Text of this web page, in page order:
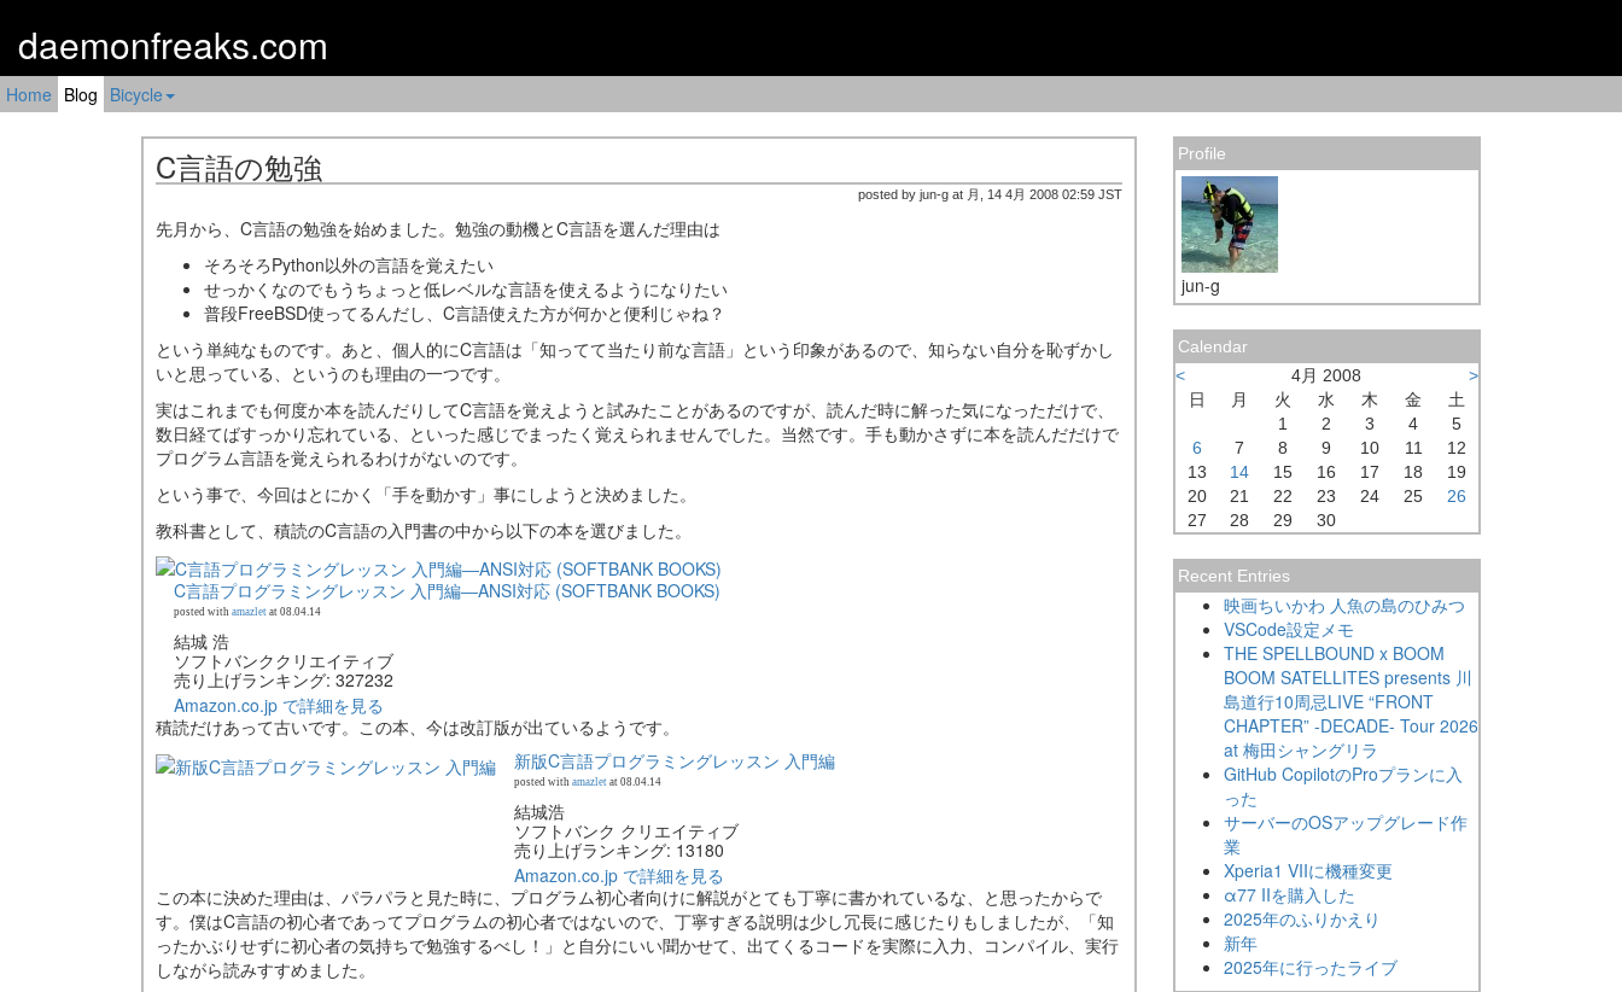
daemonfreaks.com
Home Blog Bicycle
C言語の勉強
posted by jun-g at 月, 14 4月 2008 02:59 JST
先月から、C言語の勉強を始めました。勉強の動機とC言語を選んだ理由は
そろそろPython以外の言語を覚えたい
せっかくなのでもうちょっと低レベルな言語を使えるようになりたい
普段FreeBSD使ってるんだし、C言語使えた方が何かと便利じゃね？
という単純なものです。あと、個人的にC言語は「知ってて当たり前な言語」という印象があるので、知らない自分を恥ずかし
いと思っている、というのも理由の一つです。
実はこれまでも何度か本を読んだりしてC言語を覚えようと試みたことがあるのですが、読んだ時に解った気になっただけで、
数日経てばすっかり忘れている、といった感じでまったく覚えられませんでした。当然です。手も動かさずに本を読んだだけで
プログラム言語を覚えられるわけがないのです。
という事で、今回はとにかく「手を動かす」事にしようと決めました。
教科書として、積読のC言語の入門書の中から以下の本を選びました。
C言語プログラミングレッスン 入門編―ANSI対応 (SOFTBANK BOOKS)
posted with amazlet at 08.04.14
結城 浩
ソフトバンククリエイティブ
売り上げランキング: 327232
Amazon.co.jp で詳細を見る
積読だけあって古いです。この本、今は改訂版が出ているようです。
新版C言語プログラミングレッスン 入門編
posted with amazlet at 08.04.14
結城浩
ソフトバンク クリエイティブ
売り上げランキング: 13180
Amazon.co.jp で詳細を見る
この本に決めた理由は、パラパラと見た時に、プログラム初心者向けに解説がとても丁寧に書かれているな、と思ったからで
す。僕はC言語の初心者であってプログラムの初心者ではないので、丁寧すぎる説明は少し冗長に感じたりもしましたが、「知
ったかぶりせずに初心者の気持ちで勉強するべし！」と自分にいい聞かせて、出てくるコードを実際に入力、コンパイル、実行
しながら読みすすめました。
Profile
jun-g
Calendar
<
4月 2008
>
日
月 火 水 木 金
土
1
2 3 4
5
6
7 8 9 10 11
12
13
14 15 16 17 18
19
20
21 22 23 24 25
26
27
28 29 30
Recent Entries
映画ちいかわ 人魚の島のひみつ
VSCode設定メモ
THE SPELLBOUND x BOOM
BOOM SATELLITES presents 川
島道行10周忌LIVE “FRONT
CHAPTER” -DECADE- Tour 2026
at 梅田シャングリラ
GitHub CopilotのProプランに入
った
サーバーのOSアップグレード作
業
Xperia1 VIIに機種変更
α77 IIを購入した
2025年のふりかえり
新年
2025年に行ったライブ